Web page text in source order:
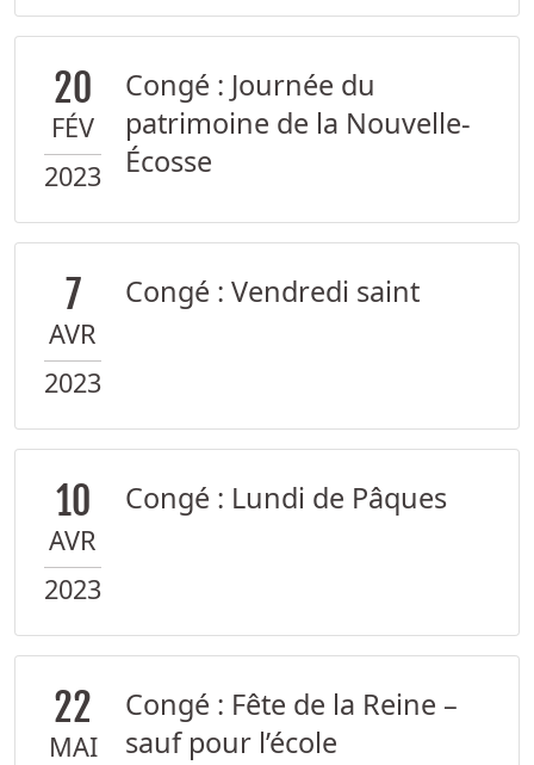
20
FÉV
2023
Congé : Journée du
patrimoine de la Nouvelle-
Écosse
7
AVR
2023
Congé : Vendredi saint
10
AVR
2023
Congé : Lundi de Pâques
22
MAI
Congé : Fête de la Reine –
sauf pour l’école